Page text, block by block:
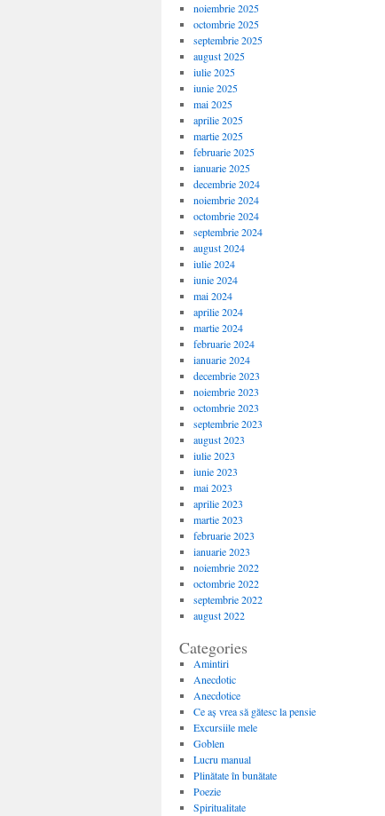
noiembrie 2025
octombrie 2025
septembrie 2025
august 2025
iulie 2025
iunie 2025
mai 2025
aprilie 2025
martie 2025
februarie 2025
ianuarie 2025
decembrie 2024
noiembrie 2024
octombrie 2024
septembrie 2024
august 2024
iulie 2024
iunie 2024
mai 2024
aprilie 2024
martie 2024
februarie 2024
ianuarie 2024
decembrie 2023
noiembrie 2023
octombrie 2023
septembrie 2023
august 2023
iulie 2023
iunie 2023
mai 2023
aprilie 2023
martie 2023
februarie 2023
ianuarie 2023
noiembrie 2022
octombrie 2022
septembrie 2022
august 2022
Categories
Amintiri
Anecdotic
Anecdotice
Ce aș vrea să gătesc la pensie
Excursiile mele
Goblen
Lucru manual
Plinătate în bunătate
Poezie
Spiritualitate